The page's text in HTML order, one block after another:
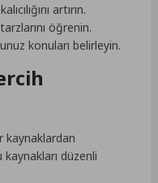
artırın.
öğrenin.
konuları belirleyin.
kaynaklardan
kaynakları düzenli